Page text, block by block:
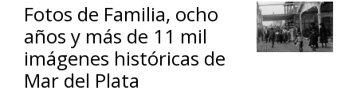
Fotos de Familia, ocho
años y más de 11 mil
imágenes históricas de
Mar del Plata